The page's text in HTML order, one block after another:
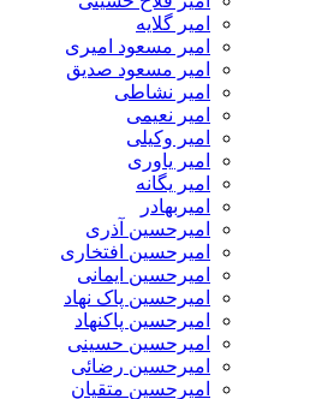
امیر گلایه
امیر مسعود امیری
امیر مسعود صدیق
امیر نشاطی
امیر نعیمی
امیر وکیلی
امیر یاوری
امیر یگانه
امیربهادر
امیرحسین آذری
امیرحسین افتخاری
امیرحسین ایمانی
امیرحسین پاک نهاد
امیرحسین پاکنهاد
امیرحسین حسینی
امیرحسین رضائی
امیرحسین متقیان